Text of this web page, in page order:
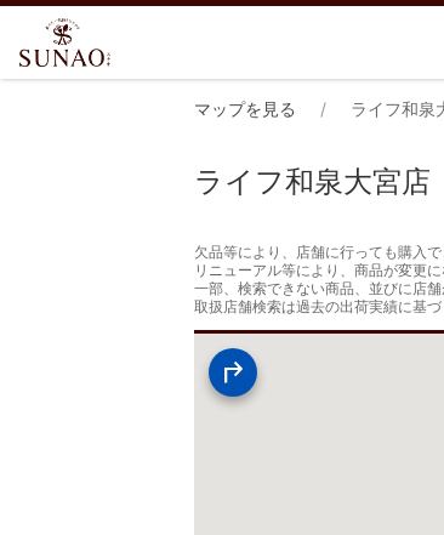
マップを見る ライフ和泉
ライフ和泉大宮店
欠品等により、店舗に行っても購入
リニューアル等により、商品が変更
一部、検索できない商品、並びに店
取扱店舗検索は過去の出荷実績に基